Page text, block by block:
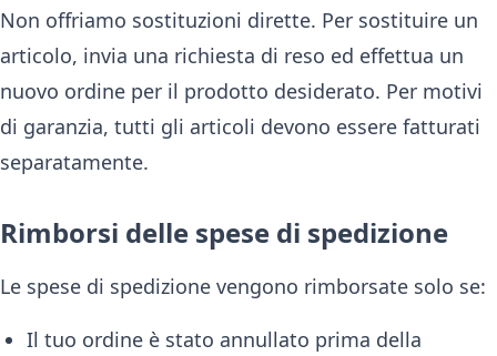
Non offriamo sostituzioni dirette. Per sostituire un
articolo, invia una richiesta di reso ed effettua un
nuovo ordine per il prodotto desiderato. Per motivi
di garanzia, tutti gli articoli devono essere fatturati
separatamente.
Rimborsi delle spese di spedizione
Le spese di spedizione vengono rimborsate solo se:
Il tuo ordine è stato annullato prima della